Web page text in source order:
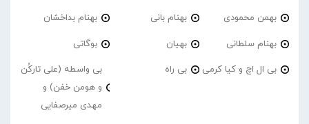
بهمن محمودی بهنام بانی بهنام بداخشان
بهنام سلطانی بهیان بوگاتی
بی ال اچ و کیا کرمی بی راه
بی واسطه (علی تارکُن
و هومن خفن) و
مهدی میرصفایی